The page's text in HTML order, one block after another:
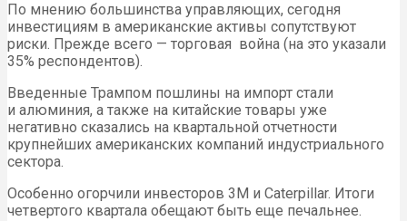
По мнению большинства управляющих, сегодня
инвестициям в американские активы сопутствуют
риски. Прежде всего — торговая война (на это указали
35% респондентов).
Введенные Трампом пошлины на импорт стали
и алюминия, а также на китайские товары уже
негативно сказались на квартальной отчетности
крупнейших американских компаний индустриального
сектора.
Особенно огорчили инвесторов 3M и Caterpillar. Итоги
четвертого квартала обещают быть еще печальнее.